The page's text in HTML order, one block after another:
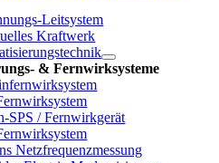
Leitsystem
Kraftwerk
& Fernwirksysteme
SPS / Fernwirkgerät
Netzfrequenzmessung